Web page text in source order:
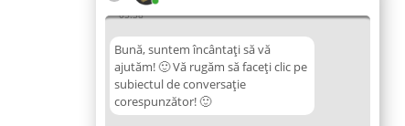
05:38
Bună, suntem încântați să vă
ajutăm! 🙂 Vă rugăm să faceți clic pe
subiectul de conversație
corespunzător! 🙂